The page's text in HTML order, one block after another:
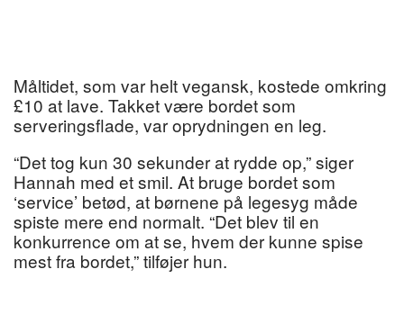
Måltidet, som var helt vegansk, kostede omkring
£10 at lave. Takket være bordet som
serveringsflade, var oprydningen en leg.
“Det tog kun 30 sekunder at rydde op,” siger
Hannah med et smil. At bruge bordet som
‘service’ betød, at børnene på legesyg måde
spiste mere end normalt. “Det blev til en
konkurrence om at se, hvem der kunne spise
mest fra bordet,” tilføjer hun.